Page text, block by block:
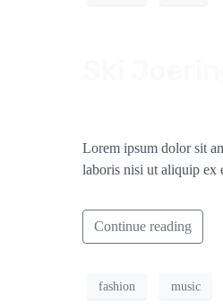
Lorem ipsum dolor sit
laboris nisi ut aliquip ex
Continue reading
fashion music